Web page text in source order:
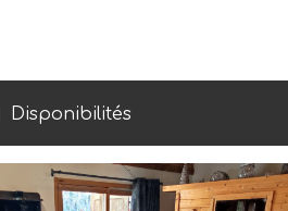
Disponibilités